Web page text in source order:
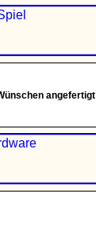
angefertigt